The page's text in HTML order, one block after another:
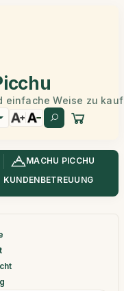
einfache Weise zu
MACHU PICCHU
KUNDENBETREUUNG